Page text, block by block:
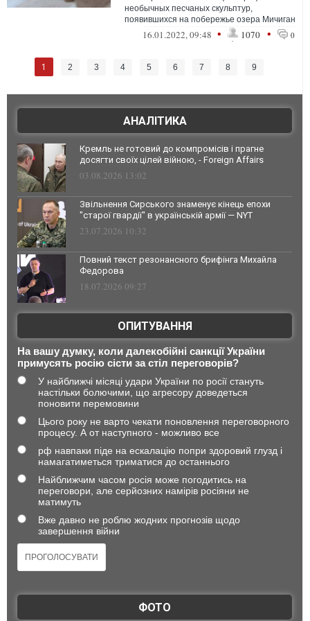
необычных песчаных скульптур,
появившихся на побережье озера Мичиган
в США. Некоторые из них достигали в
16.01.2022, 09:48 • 1070 • 0
1 2 3 4 5 6 7 8 9
АНАЛІТИКА
Кремль не готовий до компромісів і прагне
досягти своїх цілей війною, - Foreign Affairs
03.08.2026 13:02
Звільнення Сирського знаменує кінець епохи
"старої гвардії" в українській армії — NYT
23.07.2026 10:32
Повний текст резонансного брифінга Михайла
Федорова
18.07.2026 09:27
ОПИТУВАННЯ
На вашу думку, коли далекобійні санкції України
примусять росію сісти за стіл переговорів?
У найближчі місяці удари України по росії стануть
настільки болючими, що агресору доведеться
поновити перемовини
Цього року не варто чекати поновлення переговорного
процесу. А от наступного - можливо все
рф навпаки піде на ескалацію попри здоровий глузд і
намагатиметься триматися до останнього
Найближчим часом росія може погодитись на
переговори, але серйозних намірів росіяни не
матимуть
Вже давно не роблю жодних прогнозів щодо
завершення війни
ФОТО